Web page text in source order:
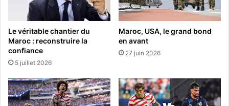
Le véritable chantier du
Maroc : reconstruire la
confiance
5 juillet 2026
Maroc, USA, le grand bond
en avant
27 juin 2026